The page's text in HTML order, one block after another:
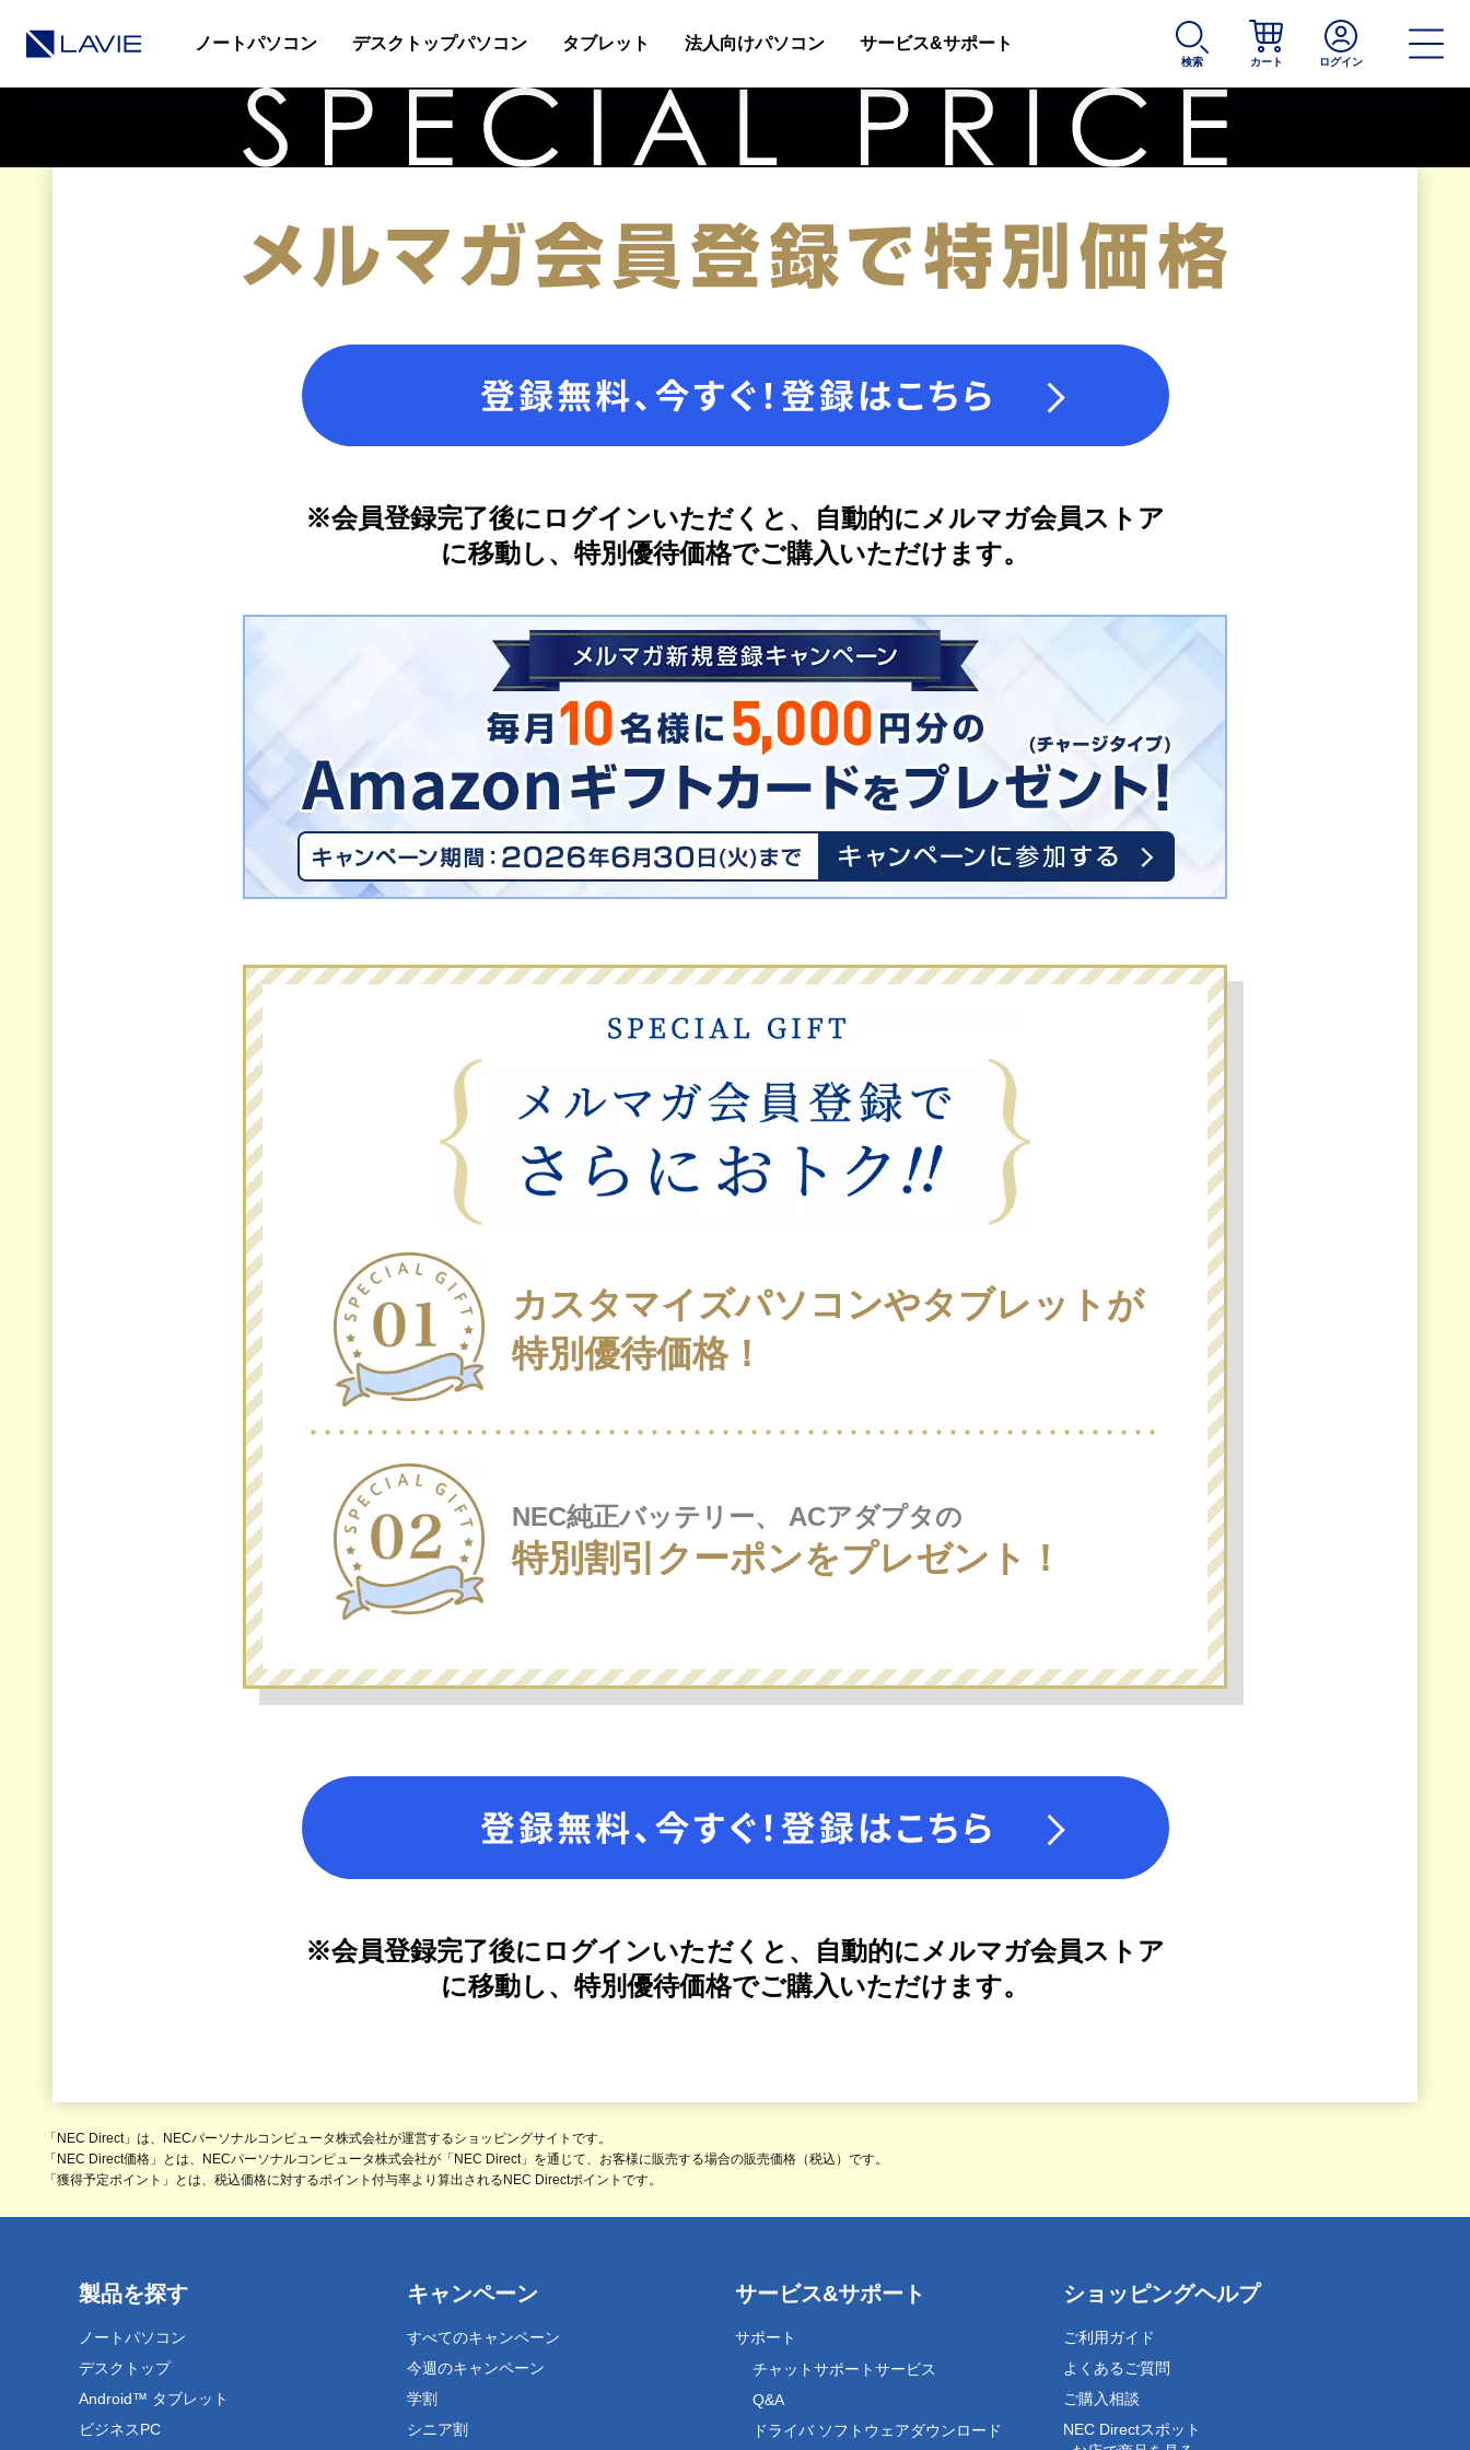
ノートパソコン デスクトップパソコン タブレット 法人向けパソコン サービス&サポート
検索 カート ログイン
※会員登録完了後にログインいただくと、自動的にメルマガ会員ストア
に移動し、特別優待価格でご購入いただけます。
カスタマイズパソコンやタブレットが
特別優待価格！
NEC純正バッテリー、 ACアダプタの
特別割引クーポンをプレゼント！
※会員登録完了後にログインいただくと、自動的にメルマガ会員ストア
に移動し、特別優待価格でご購入いただけます。
「NEC Direct」は、NECパーソナルコンピュータ株式会社が運営するショッピングサイトです。
「NEC Direct価格」とは、NECパーソナルコンピュータ株式会社が「NEC Direct」を通じて、お客様に販売する場合の販売価格（税込 ）です。
「獲得予定ポイント」とは、税込価格に対するポイント付与率より算出されるNEC Directポイントです。
製品を探す
ノートパソコン
デスクトップ
Android™ タブレット
ビジネスPC
キャンペーン
すべてのキャンペーン
今週のキャンペーン
学割
シニア割
サービス&サポート
サポート
チャットサポートサービス
Q&A
ドライバ ソフトウェアダウンロード
ショッピングヘルプ
ご利用ガイド
よくあるご質問
ご購入相談
NEC Directスポット